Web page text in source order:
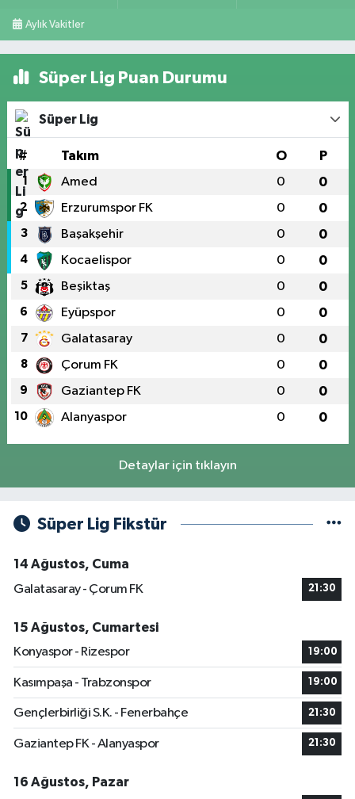
Aylık Vakitler
Süper Lig Puan Durumu
Süper Lig
# Takım O P
1 Amed 0 0
2 Erzurumspor FK 0 0
3 Başakşehir 0 0
4 Kocaelispor 0 0
5 Beşiktaş 0 0
6 Eyüpspor 0 0
7 Galatasaray 0 0
8 Çorum FK 0 0
9 Gaziantep FK 0 0
10 Alanyaspor 0 0
Detaylar için tıklayın
Süper Lig Fikstür
14 Ağustos, Cuma
Galatasaray - Çorum FK
21:30
15 Ağustos, Cumartesi
Konyaspor - Rizespor
19:00
Kasımpaşa - Trabzonspor 19:00
Gençlerbirliği S.K. - Fenerbahçe 21:30
Gaziantep FK - Alanyaspor 21:30
16 Ağustos, Pazar